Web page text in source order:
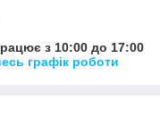
з 10:00 до 17:00
графік роботи